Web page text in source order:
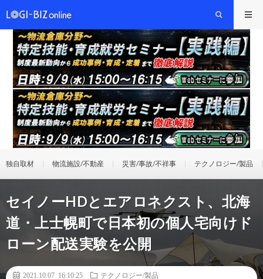
独自取材 物流施設/不動産 災害/事故/不祥事 テクノロジー/製品
セイノーHDとエアロネクスト、北海
道・上士幌町で日本初の個人宅向けド
ローン配送実験を公開
2021.10.07 16:10:25
テクノロジー/製品